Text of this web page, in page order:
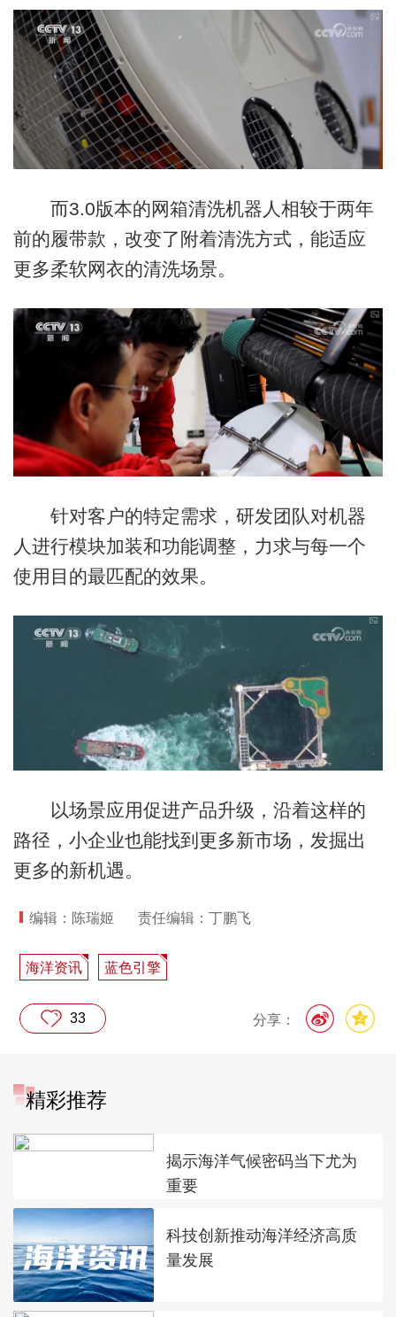
而3.0版本的网箱清洗机器人相较于两年
前的履带款，改变了附着清洗方式，能适应
更多柔软网衣的清洗场景。
针对客户的特定需求，研发团队对机器
人进行模块加装和功能调整，力求与每一个
使用目的最匹配的效果。
以场景应用促进产品升级，沿着这样的
路径，小企业也能找到更多新市场，发掘出
更多的新机遇。
编辑：陈瑞姬 责任编辑：丁鹏飞
海洋资讯 蓝色引擎
分享：
33
精彩推荐
揭示海洋气候密码当下尤为
重要
科技创新推动海洋经济高质
量发展